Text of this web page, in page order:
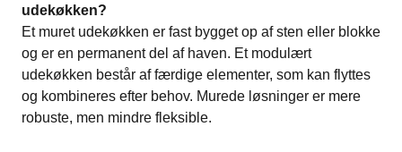
udekøkken?
Et muret udekøkken er fast bygget op af sten eller blokke
og er en permanent del af haven. Et modulært
udekøkken består af færdige elementer, som kan flyttes
og kombineres efter behov. Murede løsninger er mere
robuste, men mindre fleksible.